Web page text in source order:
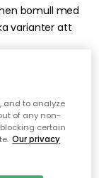
bomull med
varianter att
and to analyze
of any non-
certain
Our privacy